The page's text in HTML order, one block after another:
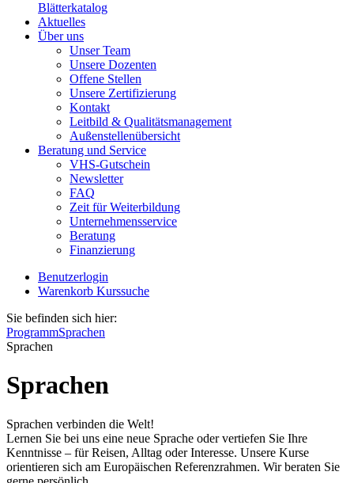
Blätterkatalog
Aktuelles
Über uns
Unser Team
Unsere Dozenten
Offene Stellen
Unsere Zertifizierung
Kontakt
Leitbild & Qualitätsmanagement
Außenstellenübersicht
Beratung und Service
VHS-Gutschein
Newsletter
FAQ
Zeit für Weiterbildung
Unternehmensservice
Beratung
Finanzierung
Benutzerlogin
Warenkorb Kurssuche
Sie befinden sich hier:
ProgrammSprachen
Sprachen
Sprachen
Sprachen verbinden die Welt!
Lernen Sie bei uns eine neue Sprache oder vertiefen Sie Ihre
Kenntnisse – für Reisen, Alltag oder Interesse. Unsere Kurse
orientieren sich am Europäischen Referenzrahmen. Wir beraten Sie